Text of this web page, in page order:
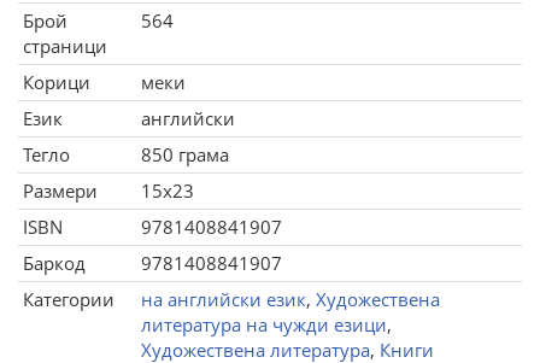
Брой
страници
564
Корици
меки
Език
английски
Тегло
850 грама
Размери
15x23
ISBN
9781408841907
Баркод
9781408841907
Категории
на английски език, Художествена
литература на чужди езици,
Художествена литература, Книги